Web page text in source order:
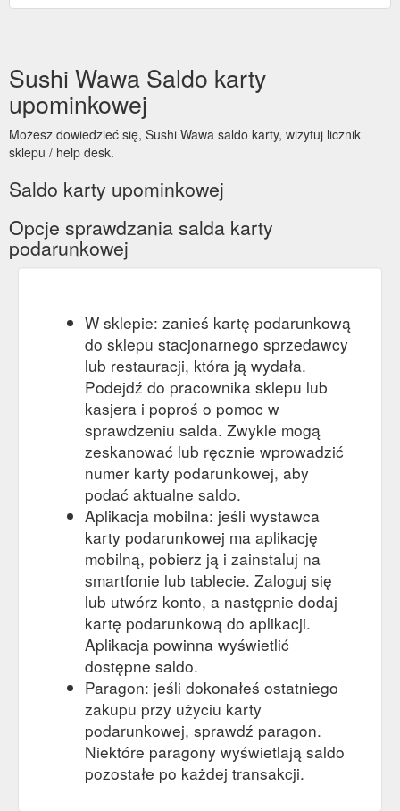
Sushi Wawa Saldo karty
upominkowej
Możesz dowiedzieć się, Sushi Wawa saldo karty, wizytuj licznik
sklepu / help desk.
Saldo karty upominkowej
Opcje sprawdzania salda karty
podarunkowej
W sklepie: zanieś kartę podarunkową
do sklepu stacjonarnego sprzedawcy
lub restauracji, która ją wydała.
Podejdź do pracownika sklepu lub
kasjera i poproś o pomoc w
sprawdzeniu salda. Zwykle mogą
zeskanować lub ręcznie wprowadzić
numer karty podarunkowej, aby
podać aktualne saldo.
Aplikacja mobilna: jeśli wystawca
karty podarunkowej ma aplikację
mobilną, pobierz ją i zainstaluj na
smartfonie lub tablecie. Zaloguj się
lub utwórz konto, a następnie dodaj
kartę podarunkową do aplikacji.
Aplikacja powinna wyświetlić
dostępne saldo.
Paragon: jeśli dokonałeś ostatniego
zakupu przy użyciu karty
podarunkowej, sprawdź paragon.
Niektóre paragony wyświetlają saldo
pozostałe po każdej transakcji.